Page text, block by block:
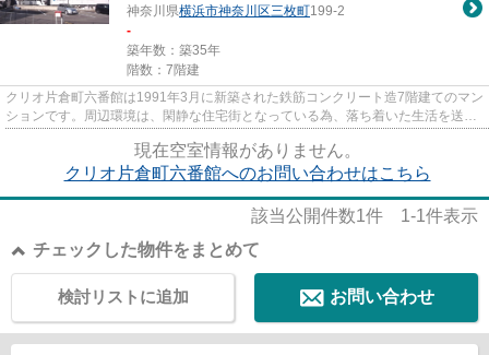
神奈川県横浜市神奈川区三枚町199-2
-
築年数：築35年
階数：7階建
クリオ片倉町六番館は1991年3月に新築された鉄筋コンクリート造7階建てのマン
ションです。周辺環境は、閑静な住宅街となっている為、落ち着いた生活を送り
現在空室情報がありません。
クリオ片倉町六番館へのお問い合わせはこちら
該当公開件数1件 1-1件表示
チェックした物件をまとめて
お問い合わせ
検討リストに追加